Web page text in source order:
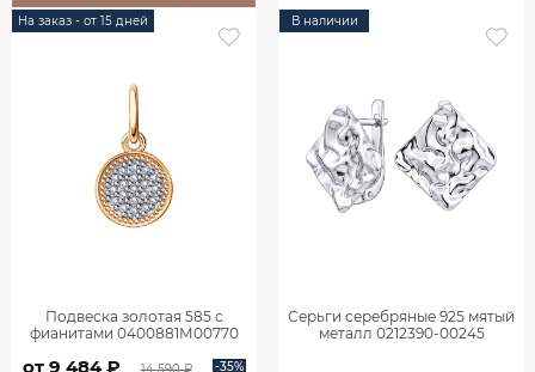
На заказ - от 15 дней
Подвеска золотая 585 с
фианитами 0400881М00770
от 9 484 ₽ 14 590 ₽ -35%
В наличии
Серьги серебряные 925 мятый
металл 0212390-00245